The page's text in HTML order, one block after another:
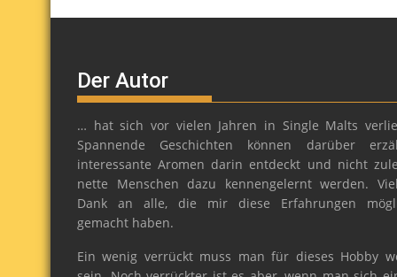
Der Autor
… hat sich vor vielen Jahren in Single Malts
Spannende Geschichten können darüber
interessante Aromen darin entdeckt und nicht
nette Menschen dazu kennengelernt werden.
Dank an alle, die mir diese Erfahrungen
gemacht haben.
Ein wenig verrückt muss man für dieses Hobby